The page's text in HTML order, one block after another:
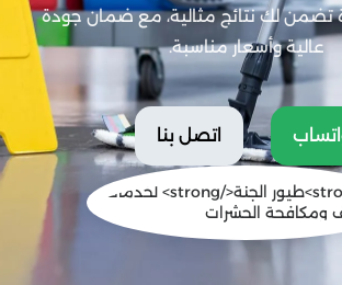
تضمن لك نتائج مثالية، مع ضمان جودة
عالية وأسعار مناسبة.
اتصل بنا